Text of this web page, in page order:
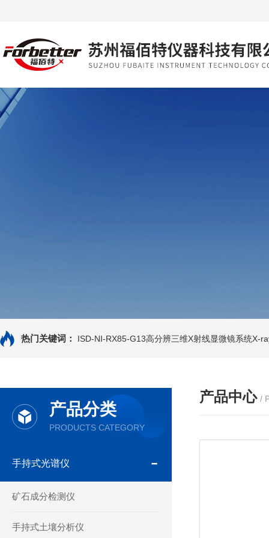
热门关键词： ISD-NI-RX85-G13高分辨三维X射线显微镜系统X-
产品分类
PRODUCTS CATEGORY
手持式光谱仪
矿石成分检测仪
手持式土壤分析仪
产品中心 /